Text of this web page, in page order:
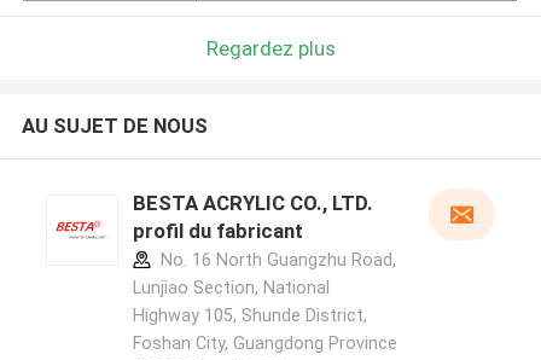
Regardez plus
AU SUJET DE NOUS
BESTA ACRYLIC CO., LTD.
profil du fabricant
No. 16 North Guangzhu Road,
Lunjiao Section, National
Highway 105, Shunde District,
Foshan City, Guangdong Province